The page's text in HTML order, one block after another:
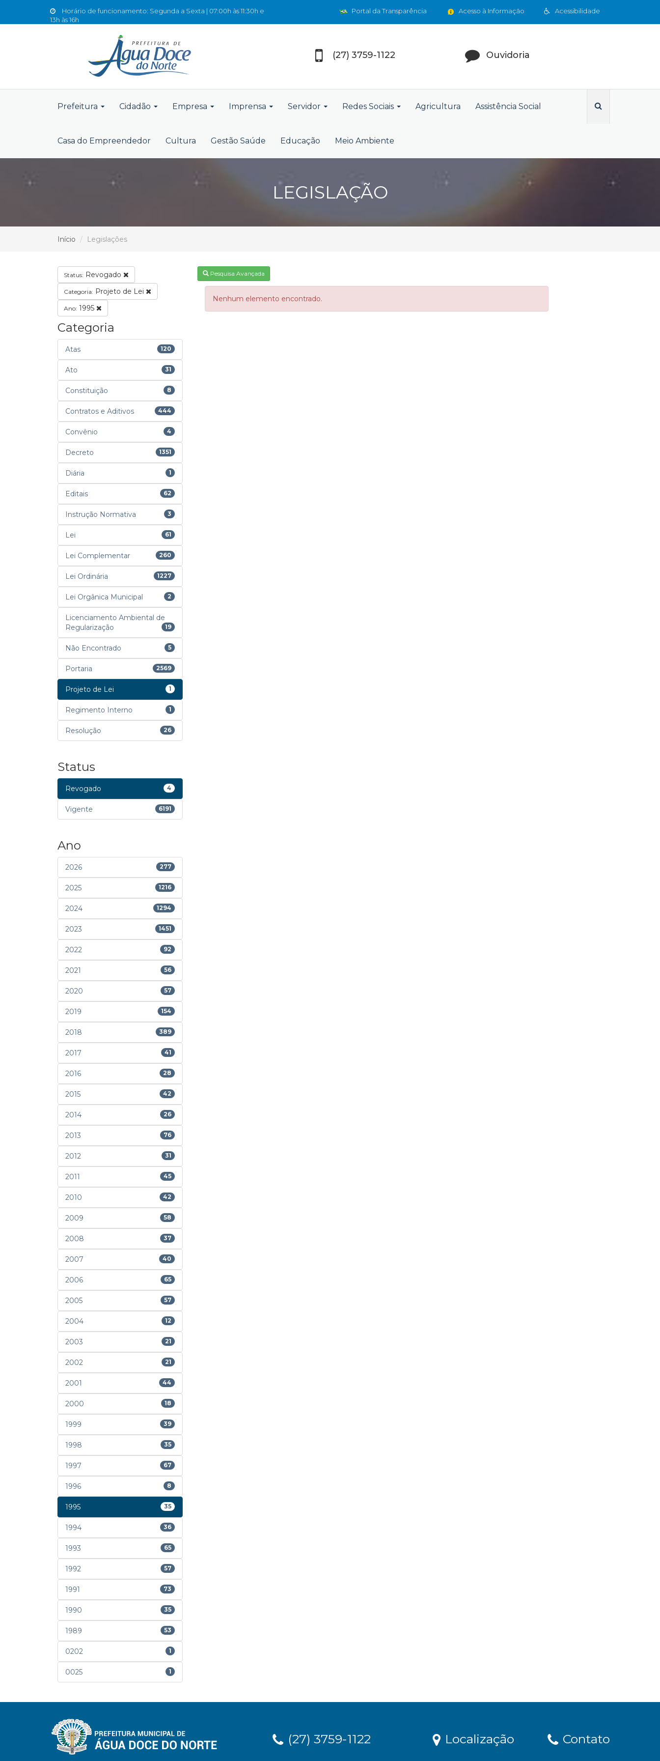
Horário de funcionamento: Segunda a Sexta | 07:00h às 11:30h e
13h às 16h
Acessibilidade
Acesso à Informação
Portal da Transparência
(27) 3759-1122 Ouvidoria
Prefeitura Cidadão Empresa Imprensa Servidor Redes Sociais Agricultura Assistência Social
Casa do Empreendedor Cultura Gestão Saúde Educação Meio Ambiente
LEGISLAÇÃO
Início Legislações
Status: Revogado
Categoria: Projeto de Lei
Ano: 1995
Categoria
Atas 120
Ato 31
Constituição 8
Contratos e Aditivos 444
Convênio 4
Decreto 1351
Diária 1
Editais 62
Instrução Normativa 3
Lei 61
Lei Complementar 260
Lei Ordinária 1227
Lei Orgânica Municipal 2
Licenciamento Ambiental de
Regularização
19
Não Encontrado 5
Portaria 2569
Projeto de Lei 1
Regimento Interno 1
Resolução 26
Status
Revogado 4
Vigente 6191
Ano
2026 277
2025 1216
2024 1294
2023 1451
2022 92
2021 56
2020 57
2019 154
2018 389
2017 41
2016 28
2015 42
2014 26
2013 76
2012 31
2011 45
2010 42
2009 58
2008 37
2007 40
2006 65
2005 57
2004 12
2003 21
2002 21
2001 44
2000 18
1999 39
1998 35
1997 67
1996 8
1995 35
1994 36
1993 65
1992 57
1991 73
1990 35
1989 53
0202 1
0025 1
Pesquisa Avançada
Nenhum elemento encontrado.
(27) 3759-1122 Localização Contato